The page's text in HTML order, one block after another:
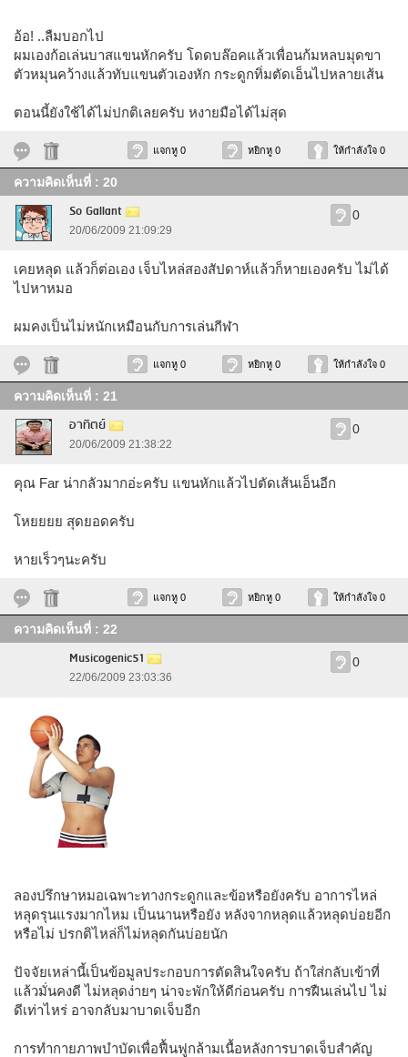
อ้อ! ..ลืมบอกไป
ผมเองก้อเล่นบาสแขนหักครับ โดดบล๊อคแล้วเพื่อนก้มหลบมุดขา
ตัวหมุนคว้างแล้วทับแขนตัวเองหัก กระดูกทิ่มตัดเอ็นไปหลายเส้น
ตอนนี้ยังใช้ได้ไม่ปกติเลยครับ หงายมือได้ไม่สุด
แจกหู 0 หยิกหู 0 ให้กำลังใจ 0
ความคิดเห็นที่ : 20
So Gallant
20/06/2009 21:09:29
0
เคยหลุด แล้วก็ต่อเอง เจ็บไหล่สองสัปดาห์แล้วก็หายเองครับ ไม่ได้
ไปหาหมอ
ผมคงเป็นไม่หนักเหมือนกับการเล่นกีฬา
แจกหู 0 หยิกหู 0 ให้กำลังใจ 0
ความคิดเห็นที่ : 21
อาทิตย์
20/06/2009 21:38:22
0
คุณ Far น่ากลัวมากอ่ะครับ แขนหักแล้วไปตัดเส้นเอ็นอีก
โหยยยย สุดยอดครับ
หายเร็วๆนะครับ
แจกหู 0 หยิกหู 0 ให้กำลังใจ 0
ความคิดเห็นที่ : 22
Musicogenic51
22/06/2009 23:03:36
0
ลองปรึกษาหมอเฉพาะทางกระดูกและข้อหรือยังครับ อาการไหล่
หลุดรุนแรงมากไหม เป็นนานหรือยัง หลังจากหลุดแล้วหลุดบ่อยอีก
หรือไม่ ปรกติไหล่ก็ไม่หลุดกันบ่อยนัก
ปัจจัยเหล่านี้เป็นข้อมูลประกอบการตัดสินใจครับ ถ้าใส่กลับเข้าที่
แล้วมั่นคงดี ไม่หลุดง่ายๆ น่าจะพักให้ดีก่อนครับ การฝืนเล่นไป ไม่
ดีเท่าไหร่ อาจกลับมาบาดเจ็บอีก
การทำกายภาพบำบัดเพื่อฟื้นฟูกล้ามเนื้อหลังการบาดเจ็บสำคัญ